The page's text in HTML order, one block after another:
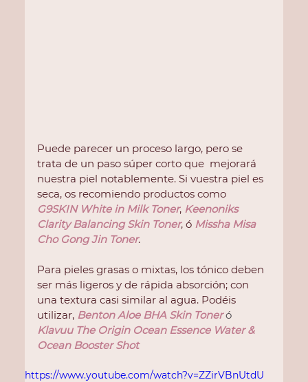
Puede parecer un proceso largo, pero se
trata de un paso súper corto que  mejorará
nuestra piel notablemente. Si vuestra piel es
seca, os recomiendo productos como
G9SKIN White in Milk Toner, Keenoniks
Clarity Balancing Skin Toner, ó Missha Misa
Cho Gong Jin Toner.
Para pieles grasas o mixtas, los tónico deben
ser más ligeros y de rápida absorción; con
una textura casi similar al agua. Podéis
utilizar, Benton Aloe BHA Skin Toner ó
Klavuu The Origin Ocean Essence Water &
Ocean Booster Shot
https://www.youtube.com/watch?v=ZZirVBnUtdU